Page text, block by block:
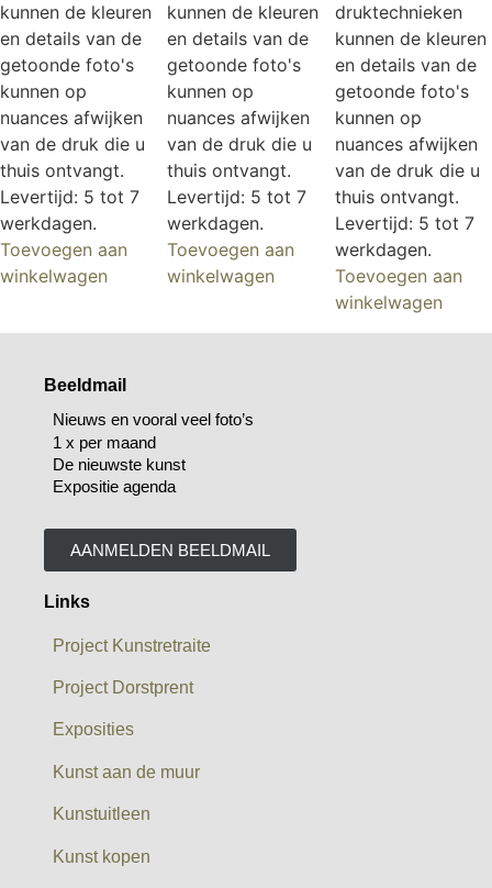
kunnen de kleuren
en details van de
getoonde foto's
kunnen op
nuances afwijken
van de druk die u
thuis ontvangt.
Levertijd: 5 tot 7
werkdagen.
Toevoegen aan
winkelwagen
kunnen de kleuren
en details van de
getoonde foto's
kunnen op
nuances afwijken
van de druk die u
thuis ontvangt.
Levertijd: 5 tot 7
werkdagen.
Toevoegen aan
winkelwagen
druktechnieken
kunnen de kleuren
en details van de
getoonde foto's
kunnen op
nuances afwijken
van de druk die u
thuis ontvangt.
Levertijd: 5 tot 7
werkdagen.
Toevoegen aan
winkelwagen
Beeldmail
Nieuws en vooral veel foto’s
1 x per maand
De nieuwste kunst
Expositie agenda
AANMELDEN BEELDMAIL
Links
Project Kunstretraite
Project Dorstprent
Exposities
Kunst aan de muur
Kunstuitleen
Kunst kopen